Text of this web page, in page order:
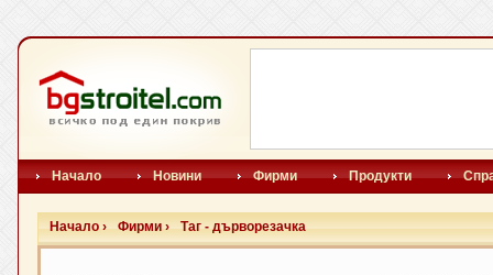
Начало Новини Фирми Продукти
Начало › Фирми › Таг - дърворезачка